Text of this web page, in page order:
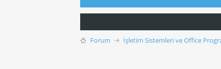
Forum İşletim Sistemleri ve Office